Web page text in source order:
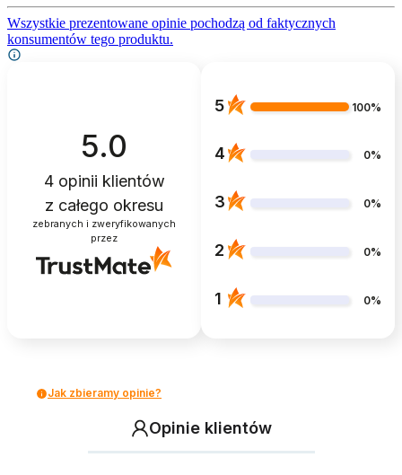
Wszystkie prezentowane opinie pochodzą od faktycznych
konsumentów tego produktu.
5.0
4opinii klientów
z całego okresu
zebranych i zweryfikowanych
przez
5 100%
4 0%
3 0%
2 0%
1 0%
Jak zbieramy opinie?
Opinie klientów